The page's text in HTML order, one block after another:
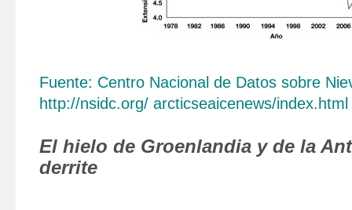
Fuente: Centro Nacional de Datos sobre
http://nsidc.org/arcticseaicenews/index. html
El hielo de Groenlandia y de la
derrite